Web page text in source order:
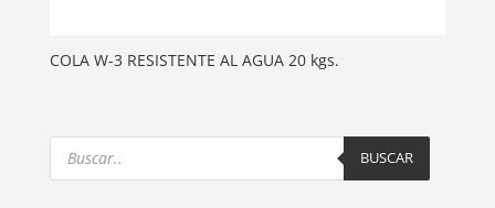
COLA W-3 RESISTENTE AL AGUA 20 kgs.
Products
search BUSCAR